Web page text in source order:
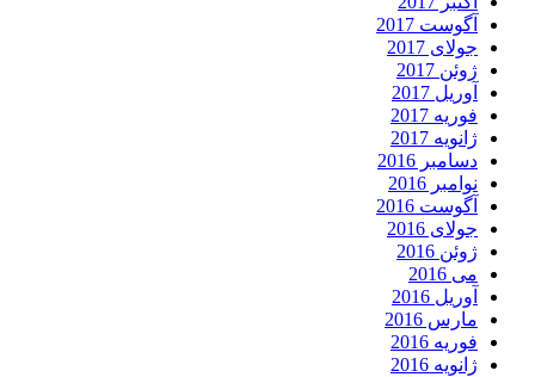
آگوست 2017
جولای 2017
ژوئن 2017
آوریل 2017
فوریه 2017
ژانویه 2017
دسامبر 2016
نوامبر 2016
آگوست 2016
جولای 2016
ژوئن 2016
می 2016
آوریل 2016
مارس 2016
فوریه 2016
ژانویه 2016